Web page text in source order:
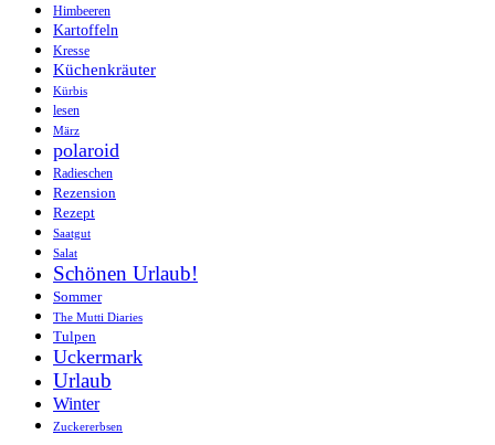
Himbeeren
Kartoffeln
Kresse
Küchenkräuter
Kürbis
lesen
März
polaroid
Radieschen
Rezension
Rezept
Saatgut
Salat
Schönen Urlaub!
Sommer
The Mutti Diaries
Tulpen
Uckermark
Urlaub
Winter
Zuckererbsen